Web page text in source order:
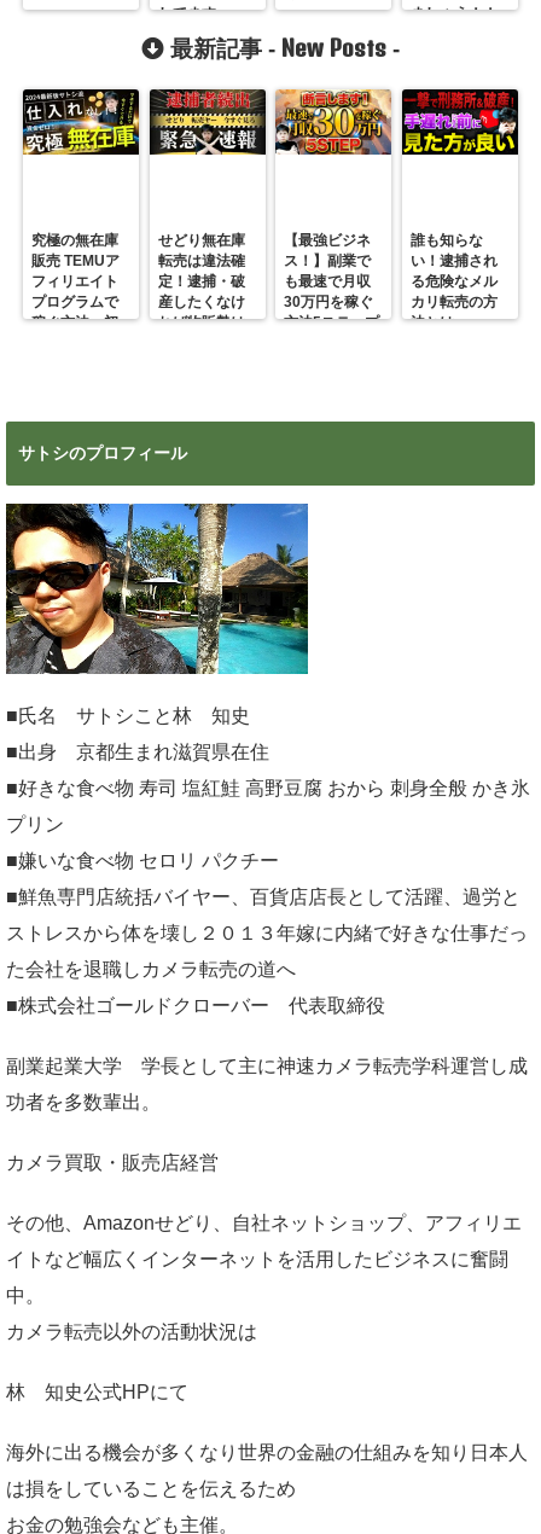
してます
ましょう！！
最新記事 - New Posts -
究極の無在庫
販売 TEMUア
フィリエイト
プログラムで
稼ぐ方法 初
せどり無在庫
転売は違法確
定！逮捕・破
産したくなけ
れば物販勢は
【最強ビジネ
ス！】副業で
も最速で月収
30万円を稼ぐ
方法5ステップ
誰も知らな
い！逮捕され
る危険なメル
カリ転売の方
法とは
サトシのプロフィール
■氏名 サトシこと林 知史
■出身 京都生まれ滋賀県在住
■好きな食べ物 寿司 塩紅鮭 高野豆腐 おから 刺身全般 かき氷
プリン
■嫌いな食べ物 セロリ パクチー
■鮮魚専門店統括バイヤー、百貨店店長として活躍、過労と
ストレスから体を壊し２０１３年嫁に内緒で好きな仕事だっ
た会社を退職しカメラ転売の道へ
■株式会社ゴールドクローバー 代表取締役
副業起業大学 学長として主に神速カメラ転売学科運営し成
功者を多数輩出。
カメラ買取・販売店経営
その他、Amazonせどり、自社ネットショップ、アフィリエ
イトなど幅広くインターネットを活用したビジネスに奮闘
中。
カメラ転売以外の活動状況は
林 知史公式HPにて
海外に出る機会が多くなり世界の金融の仕組みを知り日本人
は損をしていることを伝えるため
お金の勉強会なども主催。